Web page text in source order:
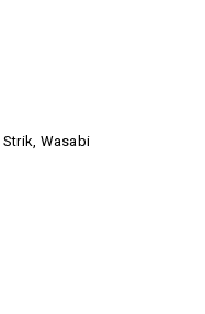
Strik, Wasabi